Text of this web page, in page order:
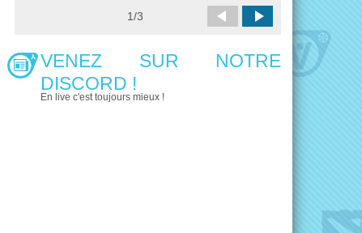
1/3
VENEZ SUR NOTRE
DISCORD !
En live c'est toujours mieux !